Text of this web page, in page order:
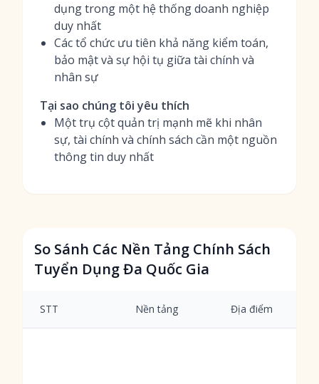
dụng trong một hệ thống doanh nghiệp
duy nhất
Các tổ chức ưu tiên khả năng kiểm toán,
bảo mật và sự hội tụ giữa tài chính và
nhân sự
Tại sao chúng tôi yêu thích
Một trụ cột quản trị mạnh mẽ khi nhân
sự, tài chính và chính sách cần một nguồn
thông tin duy nhất
So Sánh Các Nền Tảng Chính Sách
Tuyển Dụng Đa Quốc Gia
STT Nền tảng Địa điểm